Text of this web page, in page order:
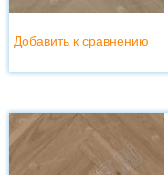
Добавить к сравнению